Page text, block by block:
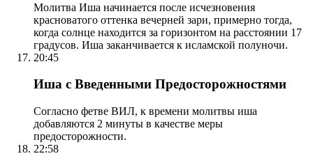
Молитва Иша начинается после исчезновения
красноватого оттенка вечерней зари, примерно тогда,
когда солнце находится за горизонтом на расстоянии 17
градусов. Иша заканчивается к исламской полуночи.
20:45
Иша с Введенными Предосторожностями
Согласно фетве ВИЛ, к времени молитвы иша
добавляются 2 минуты в качестве меры
предосторожности.
22:58